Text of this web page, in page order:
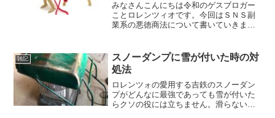
みなさんこんにちは令和のゲスブロガー
ことロレンツィオです。今回はＳＮＳ副
業系の悪徳商法について書いていきま
れってなんなん？ロレンツィオ悪徳商法
や！悪徳商法！お前は頭が...
雑記
スノーダンプに雪が付いた時の対
処法
ロレンツォの愛用する吉鉄のスノーダン
プがどんなに最強であっても雪が付いた
らクソの役には立ちません。滑らないし